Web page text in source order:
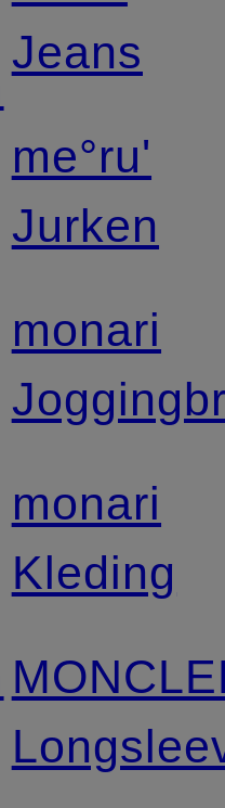
Jeans
me°ru'
Jurken
monari
monari
Kleding